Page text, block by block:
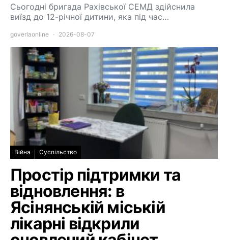
Сьогодні бригада Рахівської СЕМД здійснила
виїзд до 12-річної дитини, яка під час…
goverlaonline 2026-08-07
Війна Суспільство
Простір підтримки та
відновлення: в
Ясінянській міській
лікарні відкрили